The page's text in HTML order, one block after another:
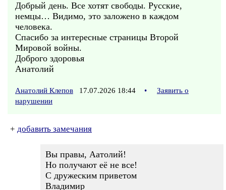
Добрый день. Все хотят свободы. Русские,
немцы… Видимо, это заложено в каждом
человека.
Спасибо за интересные страницы Второй
Мировой войны.
Доброго здоровья
Анатолий
Анатолий Клепов 17.07.2026 18:44 •
Заявить о
нарушении
+ добавить замечания
Вы правы, Аатолий!
Но получают её не все!
С дружеским приветом
Владимир